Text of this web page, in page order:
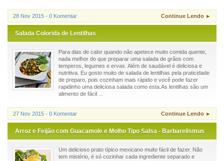
28 Nov 2015 - 0 Komentar Continue Lendo ►
Salada Colorida de Lentilhas
Para dias de calor quando não apetece muito comida quente,
nada melhor do que preparar uma salada de grãos com
temperos, legumes e ervas. Além de saudável é deliciosa e
nutritiva. Eu gosto muito de salada de lentilhas pela praticidade
de preparo, pois cozinham mais rápido e você pode fazer
rapidinho uma deliciosa salada como esta.As lentilhas são um
alimento de fácil ...
27 Nov 2015 - 0 Komentar Continue Lendo ►
Arroz e Feijão com Guacamole e Molho Tipo Salsa - Barbarelismus
Um delicioso prato típico mexicano muito fácil de fazer. Não
tem mistério, é só cozinhar cada ingrediente separado e